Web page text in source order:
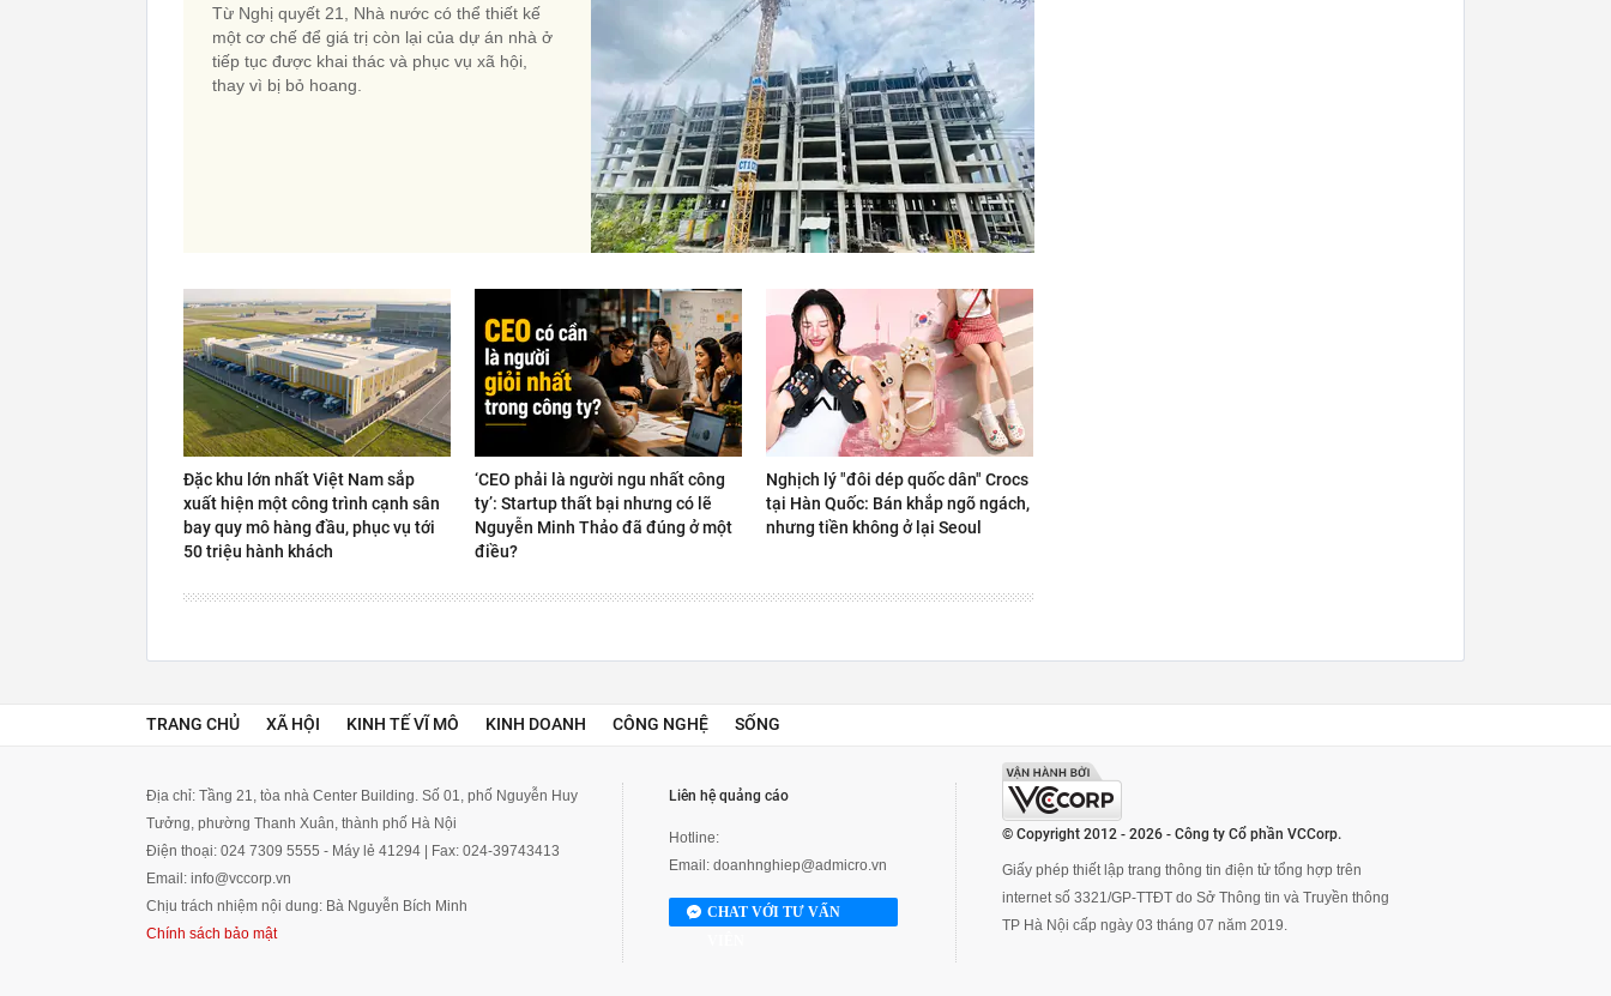
Từ Nghị quyết 21, Nhà nước có thể thiết kế
một cơ chế để giá trị còn lại của dự án nhà ở
tiếp tục được khai thác và phục vụ xã hội,
thay vì bị bỏ hoang.
Đặc khu lớn nhất Việt Nam sắp
xuất hiện một công trình cạnh sân
bay quy mô hàng đầu, phục vụ tới
50 triệu hành khách
‘CEO phải là người ngu nhất công
ty’: Startup thất bại nhưng có lẽ
Nguyễn Minh Thảo đã đúng ở một
điều?
Nghịch lý "đôi dép quốc dân" Crocs
tại Hàn Quốc: Bán khắp ngõ ngách,
nhưng tiền không ở lại Seoul
TRANG CHỦ XÃ HỘI KINH TẾ VĨ MÔ KINH DOANH CÔNG NGHỆ SỐNG
Địa chỉ: Tầng 21, tòa nhà Center Building. Số 01, phố Nguyễn Huy
Tưởng, phường Thanh Xuân, thành phố Hà Nội
Điện thoại: 024 7309 5555 - Máy lẻ 41294 | Fax: 024-39743413
Email: info@vccorp.vn
Chịu trách nhiệm nội dung: Bà Nguyễn Bích Minh
Chính sách bảo mật
Liên hệ quảng cáo
Hotline:
Email: doanhnghiep@admicro.vn
CHAT VỚI TƯ VẤN
© Copyright 2012 - 2026 - Công ty Cổ phần VCCorp.
Giấy phép thiết lập trang thông tin điện tử tổng hợp trên
internet số 3321/GP-TTĐT do Sở Thông tin và Truyền thông
TP Hà Nội cấp ngày 03 tháng 07 năm 2019.